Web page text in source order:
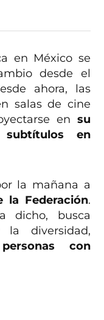
en México se
desde el
ahora, las
salas de cine
en su
en
la mañana a
la Federación.
dicho, busca
diversidad,
con